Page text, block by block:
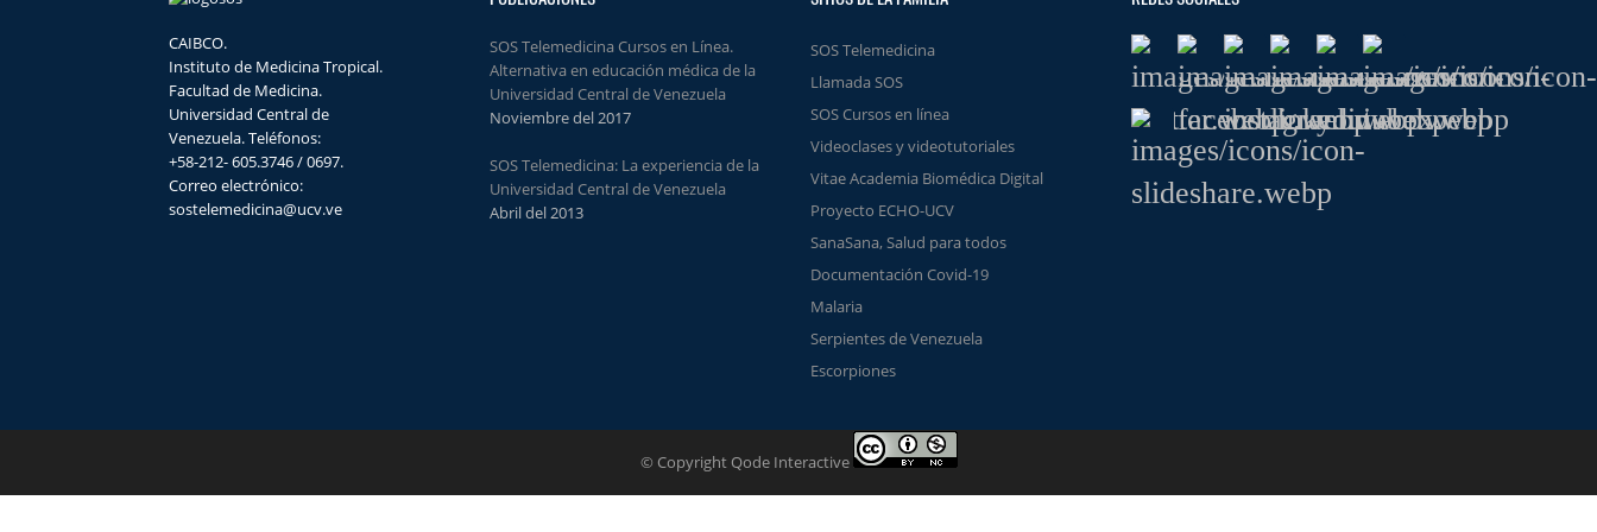
CAIBCO.
Instituto de Medicina Tropical.
Facultad de Medicina.
Universidad Central de
Venezuela. Teléfonos:
+58-212- 605.3746 / 0697.
Correo electrónico:
sostelemedicina@ucv.ve
SOS Telemedicina Cursos en Línea.
Alternativa en educación médica de la
Universidad Central de Venezuela
Noviembre del 2017
SOS Telemedicina: La experiencia de la
Universidad Central de Venezuela
Abril del 2013
SOS Telemedicina
Llamada SOS
SOS Cursos en línea
Videoclases y videotutoriales
Vitae Academia Biomédica Digital
Proyecto ECHO-UCV
SanaSana, Salud para todos
Documentación Covid-19
Malaria
Serpientes de Venezuela
Escorpiones
© Copyright Qode Interactive